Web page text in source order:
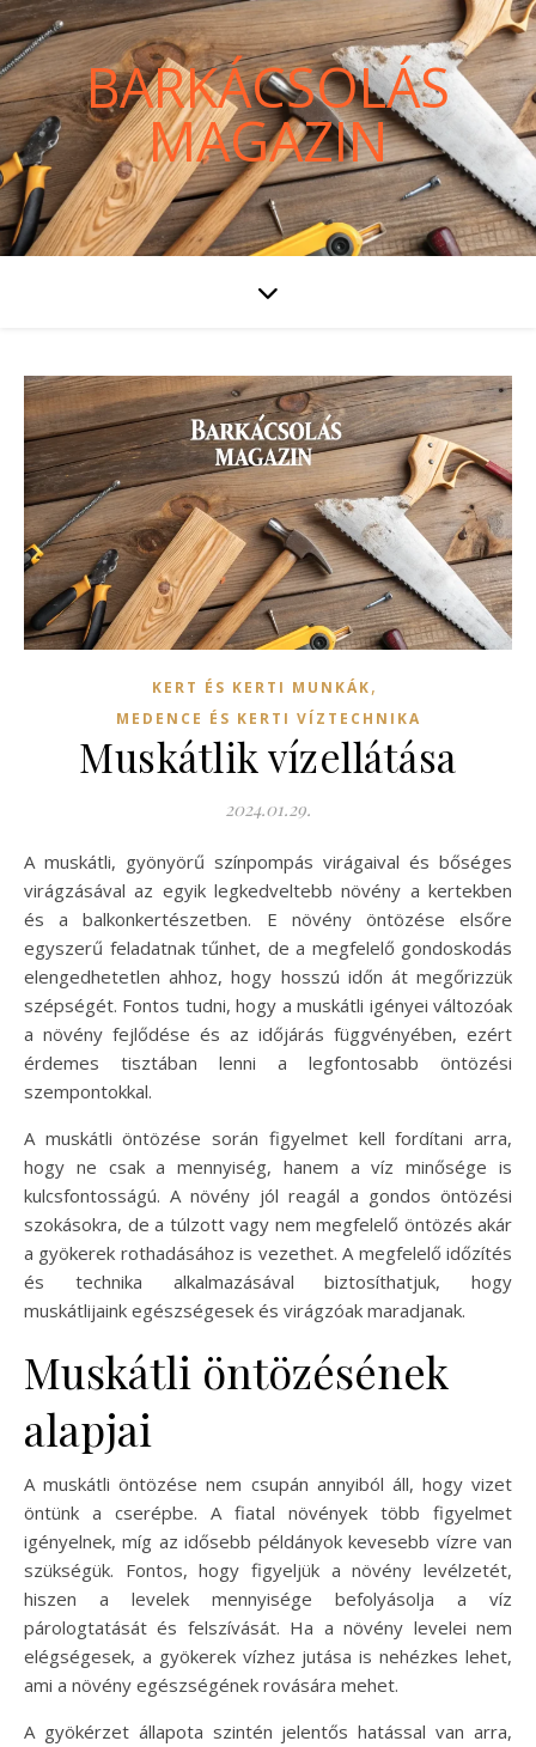
BARKÁCSOLÁS
MAGAZIN
KERT ÉS KERTI MUNKÁK,
MEDENCE ÉS KERTI VÍZTECHNIKA
Muskátlik vízellátása
2024.01.29.
A muskátli, gyönyörű színpompás virágaival és bőséges
virágzásával az egyik legkedveltebb növény a kertekben
és a balkonkertészetben. E növény öntözése elsőre
egyszerű feladatnak tűnhet, de a megfelelő gondoskodás
elengedhetetlen ahhoz, hogy hosszú időn át megőrizzük
szépségét. Fontos tudni, hogy a muskátli igényei változóak
a növény fejlődése és az időjárás függvényében, ezért
érdemes tisztában lenni a legfontosabb öntözési
szempontokkal.
A muskátli öntözése során figyelmet kell fordítani arra,
hogy ne csak a mennyiség, hanem a víz minősége is
kulcsfontosságú. A növény jól reagál a gondos öntözési
szokásokra, de a túlzott vagy nem megfelelő öntözés akár
a gyökerek rothadásához is vezethet. A megfelelő időzítés
és technika alkalmazásával biztosíthatjuk, hogy
muskátlijaink egészségesek és virágzóak maradjanak.
Muskátli öntözésének
alapjai
A muskátli öntözése nem csupán annyiból áll, hogy vizet
öntünk a cserépbe. A fiatal növények több figyelmet
igényelnek, míg az idősebb példányok kevesebb vízre van
szükségük. Fontos, hogy figyeljük a növény levélzetét,
hiszen a levelek mennyisége befolyásolja a víz
párologtatását és felszívását. Ha a növény levelei nem
elégségesek, a gyökerek vízhez jutása is nehézkes lehet,
ami a növény egészségének rovására mehet.
A gyökérzet állapota szintén jelentős hatással van arra,